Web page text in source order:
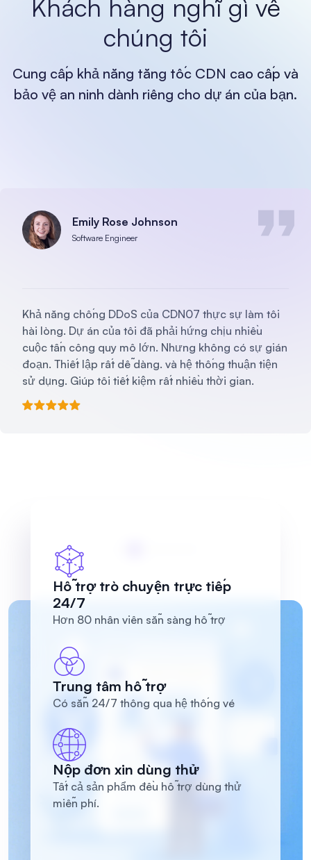
Khách hàng nghĩ gì về
chúng tôi
Cung cấp khả năng tăng tốc CDN cao cấp và
bảo vệ an ninh dành riêng cho dự án của bạn.
Emily Rose Johnson
Software Engineer
Khả năng chống DDoS của CDN07 thực sự làm tôi
hài lòng. Dự án của tôi đã phải hứng chịu nhiều
cuộc tấn công quy mô lớn. Nhưng không có sự gián
đoạn. Thiết lập rất dễ dàng. và hệ thống thuận tiện
sử dụng. Giúp tôi tiết kiệm rất nhiều thời gian.
Hỗ trợ trò chuyện trực tiếp
24/7
Hơn 80 nhân viên sẵn sàng hỗ trợ
Trung tâm hỗ trợ
Có sẵn 24/7 thông qua hệ thống vé
Nộp đơn xin dùng thử
Tất cả sản phẩm đều hỗ trợ dùng thử
miễn phí.